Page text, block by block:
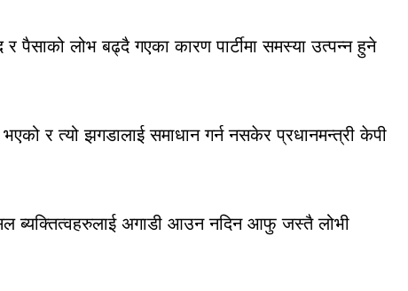
पैसाको लोभ बढ्दै गएका कारण पार्टीमा समस्या उत्पन्न हुने
र त्यो झगडालाई समाधान गर्न नसकेर प्रधानमन्त्री केपी
ब्यक्तित्वहरुलाई अगाडी आउन नदिन आफु जस्तै लोभी